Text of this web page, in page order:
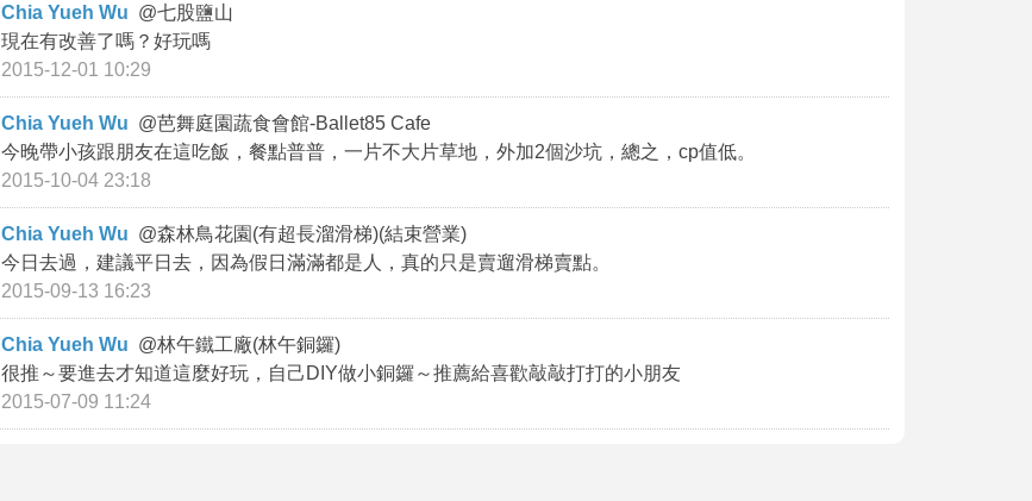
Chia Yueh Wu @七股鹽山
現在有改善了嗎？好玩嗎
2015-12-01 10:29
Chia Yueh Wu @芭舞庭園蔬食會館-Ballet85 Cafe
今晚帶小孩跟朋友在這吃飯，餐點普普，一片不大片草地，外加2個沙坑，總之，cp值低。
2015-10-04 23:18
Chia Yueh Wu @森林鳥花園(有超長溜滑梯)(結束營業)
今日去過，建議平日去，因為假日滿滿都是人，真的只是賣遛滑梯賣點。
2015-09-13 16:23
Chia Yueh Wu @林午鐵工廠(林午銅鑼)
很推～要進去才知道這麼好玩，自己DIY做小銅鑼～推薦給喜歡敲敲打打的小朋友
2015-07-09 11:24